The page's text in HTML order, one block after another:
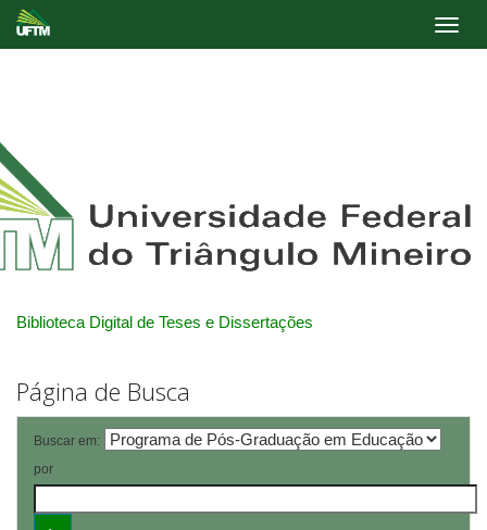
Biblioteca Digital de Teses e Dissertações
Página de Busca
Buscar em:
por